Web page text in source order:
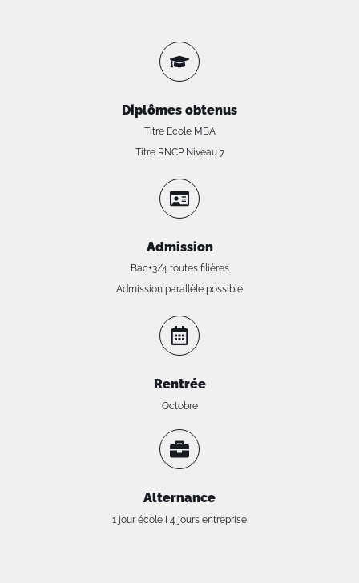
Diplômes obtenus
Titre Ecole MBA
Titre RNCP Niveau 7
Admission
Bac+3/4 toutes filières
Admission parallèle possible
Rentrée
Octobre
Alternance
1 jour école I 4 jours entreprise